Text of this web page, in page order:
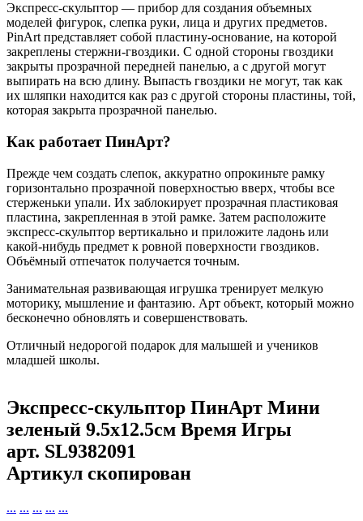
Экспресс-скульптор — прибор для создания объемных
моделей фигурок, слепка руки, лица и других предметов.
PinArt представляет собой пластину-основание, на которой
закреплены стержни-гвоздики. С одной стороны гвоздики
закрыты прозрачной передней панелью, а с другой могут
выпирать на всю длину. Выпасть гвоздики не могут, так как
их шляпки находится как раз с другой стороны пластины, той,
которая закрыта прозрачной панелью.
Как работает ПинАрт?
Прежде чем создать слепок, аккуратно опрокиньте рамку
горизонтально прозрачной поверхностью вверх, чтобы все
стерженьки упали. Их заблокирует прозрачная пластиковая
пластина, закрепленная в этой рамке. Затем расположите
экспресс-скульптор вертикально и приложите ладонь или
какой-нибудь предмет к ровной поверхности гвоздиков.
Объёмный отпечаток получается точным.
Занимательная развивающая игрушка тренирует мелкую
моторику, мышление и фантазию. Арт объект, который можно
бесконечно обновлять и совершенствовать.
Отличный недорогой подарок для малышей и учеников
младшей школы.
Экспресс-скульптор ПинАрт Мини
зеленый 9.5х12.5см Время Игры
арт. SL9382091
Артикул скопирован
... ... ... ... ...